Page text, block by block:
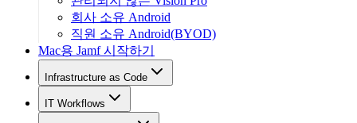
회사 소유 Android
직원 소유 Android(BYOD)
Mac용 Jamf 시작하기
Infrastructure as Code
IT Workflows